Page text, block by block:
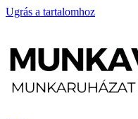
Ugrás a tartalomhoz